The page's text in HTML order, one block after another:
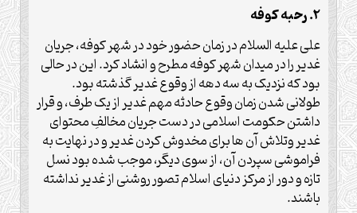
2. رحبه کوفه
علی علیه السلام در زمان حضور خود در شهر کوفه، جریان
غدیر را در میدان شهر کوفه مطرح و انشاد کرد. این در حالی
بود که نزدیک به سه دهه از وقوع غدیر گذشته بود.
طولانی شدن زمان وقوع حادثه مهم غدیر از یک طرف، و قرار
داشتن حکومت اسلامی در دست جریان مخالفِ محتوای
غدیر وتلاش آن ها برای مخدوش کردن غدیر و در نهایت به
فراموشی سپردن آن، از سوی دیگر، موجب شده بود نسل
تازه و دور از مرکز دنیای اسلام تصور روشنی از غدیر نداشته
باشند.